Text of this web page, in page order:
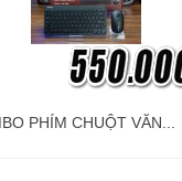
PHÍM CHUỘT VĂN...